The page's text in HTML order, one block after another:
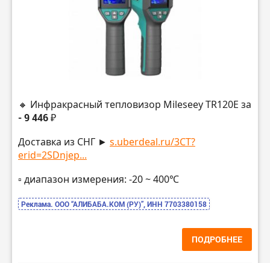
🔸 Инфракрасный тепловизор Mileseey TR120E за
- 9 446 ₽
Доставка из СНГ ► s.uberdeal.ru/3CT?
erid=2SDnjep...
▫️ диапазон измерения: -20 ~ 400℃
Реклама. ООО “АЛИБАБА.КОМ (РУ)”, ИНН 7703380158
ПОДРОБНЕЕ